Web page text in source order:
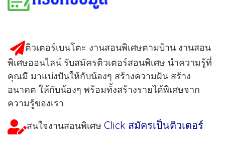
ติวเตอร์เบนโตะ งานสอนพิเศษตามบ้าน งานสอน
พิเศษออนไลน์ รับสมัครติวเตอร์สอนพิเศษ นำความรู้ที่
คุณมี มาแบ่งปันให้กับน้องๆ สร้างความฝัน สร้าง
อนาคต ให้กับน้องๆ พร้อมทั้งสร้างรายได้พิเศษจาก
ความรู้ของเรา
สนใจงานสอนพิเศษ Click สมัครเป็นติวเตอร์